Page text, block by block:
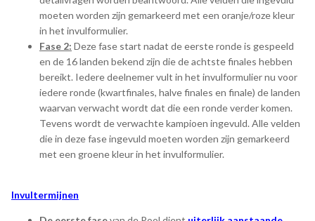
moeten worden zijn gemarkeerd met een oranje/roze kleur
in het invulformulier.
Fase 2: Deze fase start nadat de eerste ronde is gespeeld
en de 16 landen bekend zijn die de achtste finales hebben
bereikt. Iedere deelnemer vult in het invulformulier nu voor
iedere ronde (kwartfinales, halve finales en finale) de landen
waarvan verwacht wordt dat die een ronde verder komen.
Tevens wordt de verwachte kampioen ingevuld. Alle velden
die in deze fase ingevuld moeten worden zijn gemarkeerd
met een groene kleur in het invulformulier.
Invultermijnen